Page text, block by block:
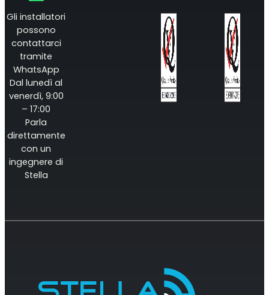
Gli installatori
possono
contattarci
tramite
WhatsApp
Dal lunedì al
venerdì, 9:00
– 17:00
Parla
direttamente
con un
ingegnere di
Stella